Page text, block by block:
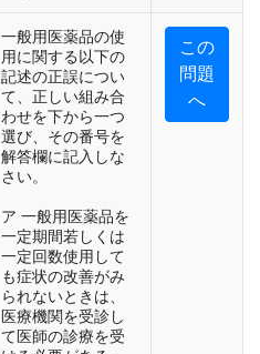
一般用医薬品の使
用に関する以下の
記述の正誤につい
て、正しい組み合
わせを下から一つ
選び、その番号を
解答欄に記入しな
さい。
ア 一般用医薬品を
一定期間若しくは
一定回数使用して
も症状の改善がみ
られないときは、
医療機関を受診し
て医師の診療を受
この
問題
へ